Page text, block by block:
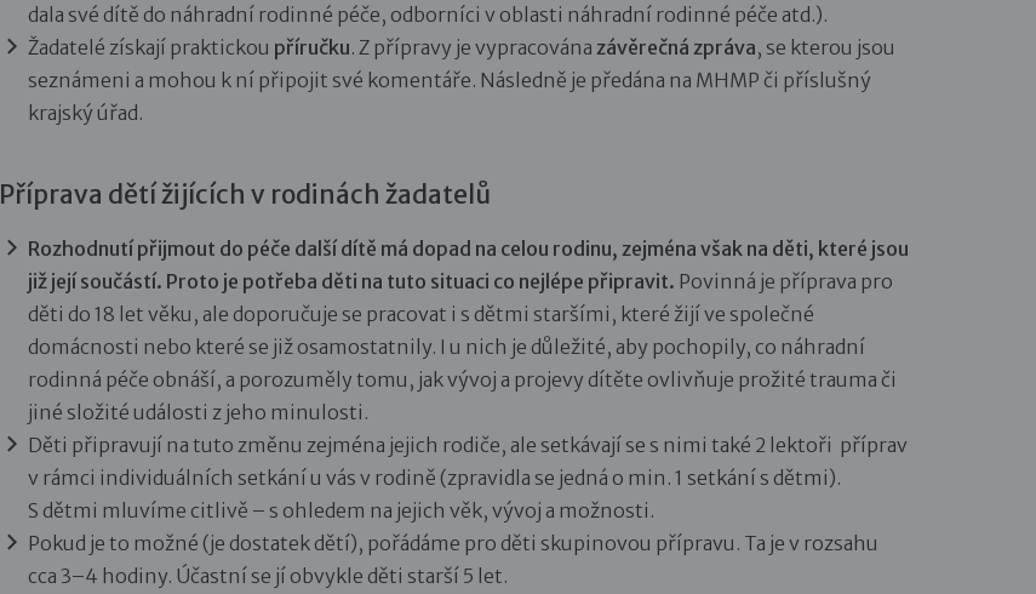
dala své dítě do náhradní rodinné péče, odborníci v oblasti náhradní rodinné péče atd.).
Žadatelé získají praktickou příručku. Z přípravy je vypracována závěrečná zpráva, se kterou jsou
seznámeni a mohou k ní připojit své komentáře. Následně je předána na MHMP či příslušný
krajský úřad.
Příprava dětí žijících v rodinách žadatelů
Rozhodnutí přijmout do péče další dítě má dopad na celou rodinu, zejména však na děti, které jsou
již její součástí. Proto je potřeba děti na tuto situaci co nejlépe připravit. Povinná je příprava pro
děti do 18 let věku, ale doporučuje se pracovat i s dětmi staršími, které žijí ve společné
domácnosti nebo které se již osamostatnily. I u nich je důležité, aby pochopily, co náhradní
rodinná péče obnáší, a porozuměly tomu, jak vývoj a projevy dítěte ovlivňuje prožité trauma či
jiné složité události z jeho minulosti.
Děti připravují na tuto změnu zejména jejich rodiče, ale setkávají se s nimi také 2 lektoři příprav
v rámci individuálních setkání u vás v rodině (zpravidla se jedná o min. 1 setkání s dětmi).
S dětmi mluvíme citlivě – s ohledem na jejich věk, vývoj a možnosti.
Pokud je to možné (je dostatek dětí), pořádáme pro děti skupinovou přípravu. Ta je v rozsahu
cca 3–4 hodiny. Účastní se jí obvykle děti starší 5 let.